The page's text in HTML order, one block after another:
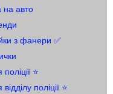
авто
з фанери ✅
⭐
поліції ⭐️